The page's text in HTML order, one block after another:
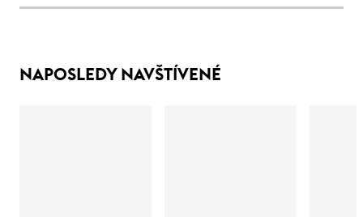
NAPOSLEDY NAVŠTÍVENÉ